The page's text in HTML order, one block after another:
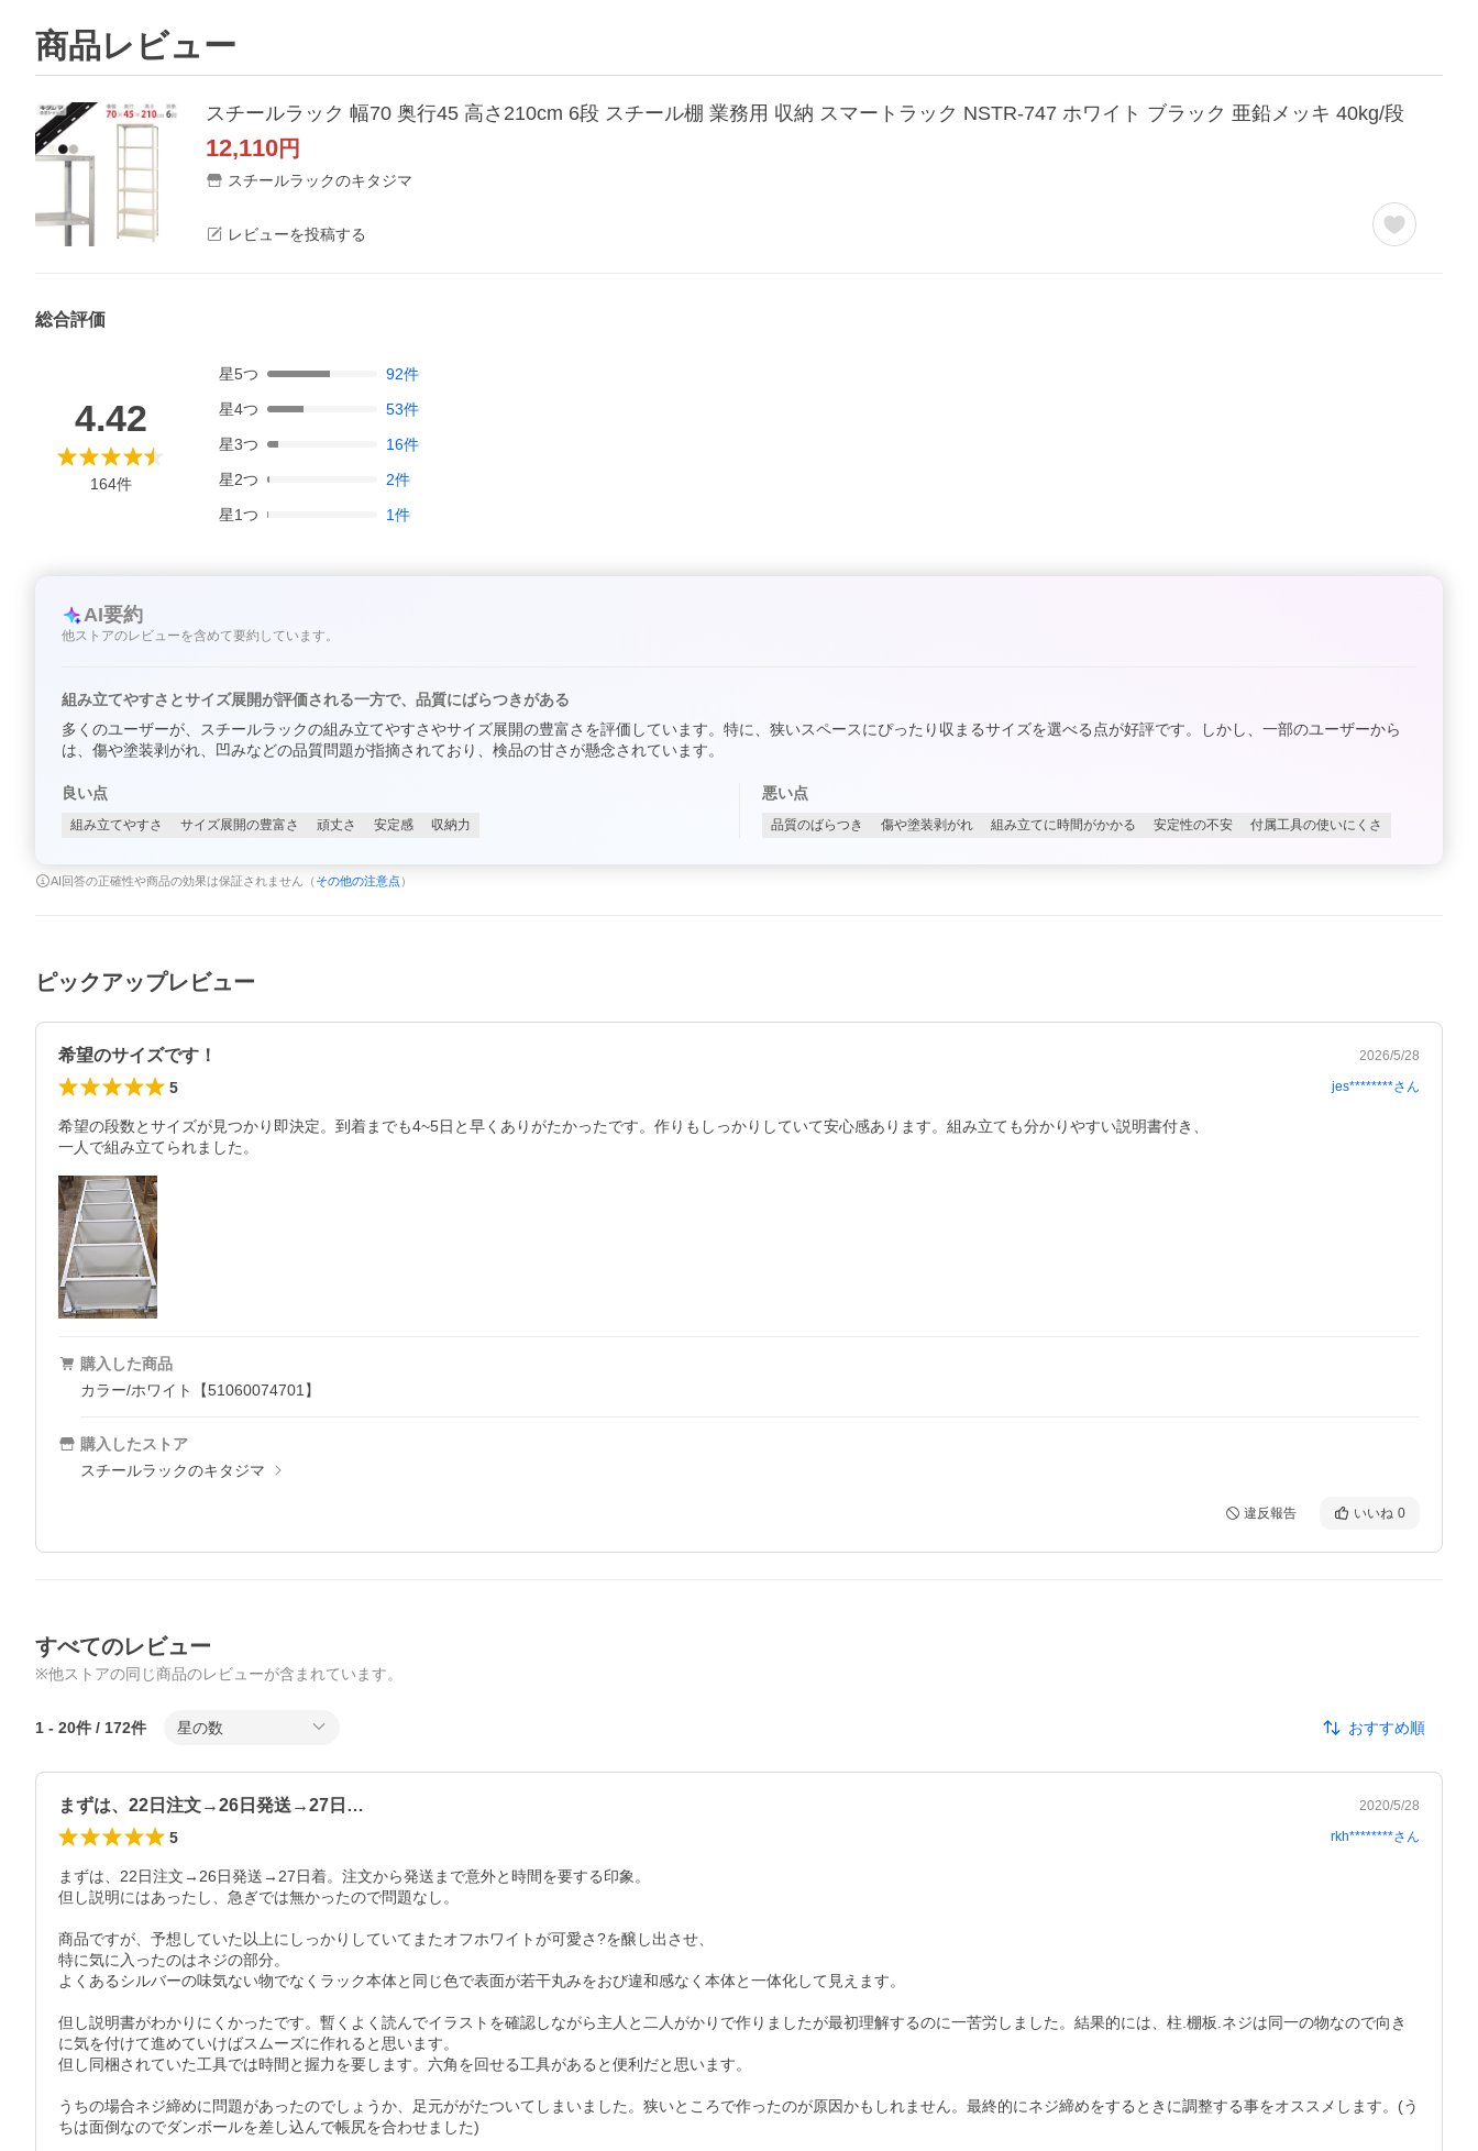
商品レビュー
スチールラック 幅70 奥行45 高さ210cm 6段 スチール棚 業務用 収納 スマートラック NSTR-747 ホワイト ブラック 亜鉛メッキ 40kg/段
12,110円
スチールラックのキタジマ
レビューを投稿する
総合評価
4.42
164件
星5つ 92件
星4つ 53件
星3つ 16件
星2つ 2件
星1つ 1件
AI要約
他ストアのレビューを含めて要約しています。
組み立てやすさとサイズ展開が評価される一方で、品質にばらつきがある
多くのユーザーが、スチールラックの組み立てやすさやサイズ展開の豊富さを評価しています。特に、狭いスペースにぴったり収まるサイズを選べる点が好評です。しかし、一部のユーザーから
は、傷や塗装剥がれ、凹みなどの品質問題が指摘されており、検品の甘さが懸念されています。
良い点
組み立てやすさ サイズ展開の豊富さ 頑丈さ 安定感 収納力
悪い点
品質のばらつき 傷や塗装剥がれ 組み立てに時間がかかる 安定性の不安 付属工具の使いにくさ
AI回答の正確性や商品の効果は保証されません（ その他の注意点 ）
ピックアップレビュー
希望のサイズです！ 2026/5/28
5 jes********さん
希望の段数とサイズが見つかり即決定。到着までも4~5日と早くありがたかったです。作りもしっかりしていて安心感あります。組み立ても分かりやすい説明書付き、
一人で組み立てられました。
購入した商品
カラー/ホワイト【51060074701】
購入したストア
スチールラックのキタジマ
違反報告 いいね 0
すべてのレビュー
※他ストアの同じ商品のレビューが含まれています。
1 - 20件 / 172件 星の数 おすすめ順
まずは、22日注文→26日発送→27日… 2020/5/28
5 rkh********さん
まずは、22日注文→26日発送→27日着。注文から発送まで意外と時間を要する印象。
但し説明にはあったし、急ぎでは無かったので問題なし。
商品ですが、予想していた以上にしっかりしていてまたオフホワイトが可愛さ?を醸し出させ、
特に気に入ったのはネジの部分。
よくあるシルバーの味気ない物でなくラック本体と同じ色で表面が若干丸みをおび違和感なく本体と一体化して見えます。
但し説明書がわかりにくかったです。暫くよく読んでイラストを確認しながら主人と二人がかりで作りましたが最初理解するのに一苦労しました。結果的には、柱.棚板.ネジは同一の物なので向き
に気を付けて進めていけばスムーズに作れると思います。
但し同梱されていた工具では時間と握力を要します。六角を回せる工具があると便利だと思います。
うちの場合ネジ締めに問題があったのでしょうか、足元ががたついてしまいました。狭いところで作ったのが原因かもしれません。最終的にネジ締めをするときに調整する事をオススメします。(う
ちは面倒なのでダンボールを差し込んで帳尻を合わせました)